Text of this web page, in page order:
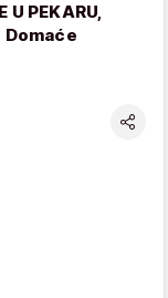
U PEKARU,
Domaće